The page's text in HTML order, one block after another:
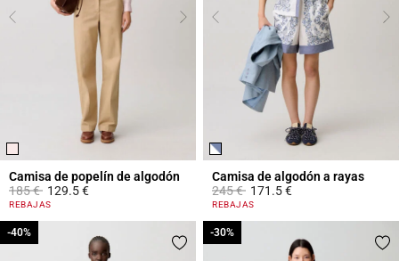
Camisa de popelín de algodón
Price reduced from
185 €to129.5 €
5 out of 5 Customer Rating
REBAJAS
Camisa de algodón a rayas
Price reduced from
245 €to171.5 €
5 out of 5 Customer Rating
REBAJAS
-40%
-40% -30%
-30%